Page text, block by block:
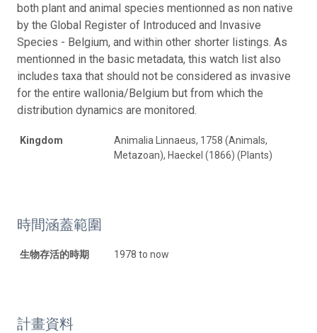
both plant and animal species mentionned as non native
by the Global Register of Introduced and Invasive
Species - Belgium, and within other shorter listings. As
mentionned in the basic metadata, this watch list also
includes taxa that should not be considered as invasive
for the entire wallonia/Belgium but from which the
distribution dynamics are monitored.
Kingdom
Animalia Linnaeus, 1758 (Animals,
Metazoan), Haeckel (1866) (Plants)
時間涵蓋範圍
生物存活的時期 1978 to now
計畫資料